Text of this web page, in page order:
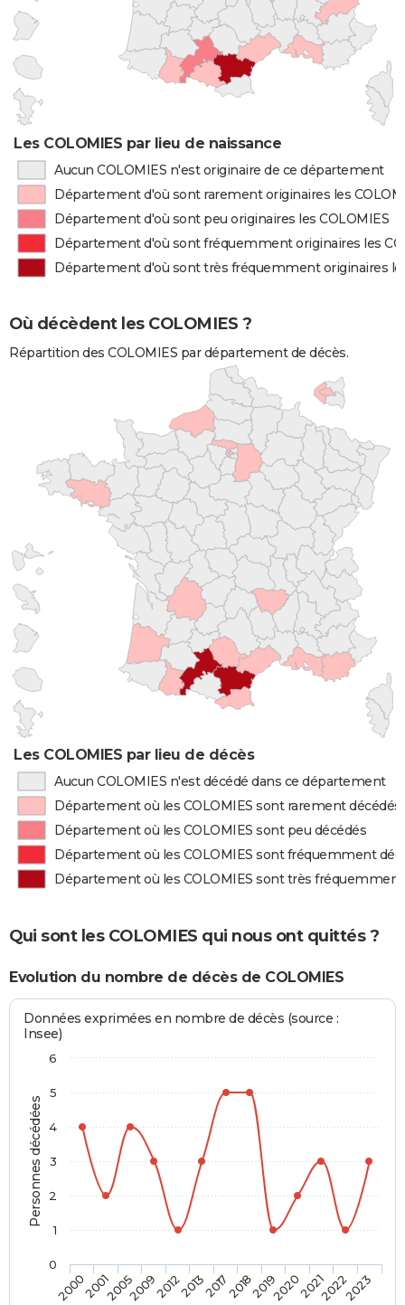
Les COLOMIES par lieu de naissance
Aucun COLOMIES n'est originaire de ce département
Département d'où sont rarement originaires les
Département d'où sont peu originaires les COLOMIES
Département d'où sont fréquemment originaires les
Département d'où sont très fréquemment originaires
Où décèdent les COLOMIES ?
Répartition des COLOMIES par département de décès.
Les COLOMIES par lieu de décès
Aucun COLOMIES n'est décédé dans ce département
Département où les COLOMIES sont rarement décédés
Département où les COLOMIES sont peu décédés
Département où les COLOMIES sont fréquemment
Département où les COLOMIES sont très
Qui sont les COLOMIES qui nous ont quittés ?
Evolution du nombre de décès de COLOMIES
Personnes décédées
Données exprimées en nombre de décès (source :
Insee)
2000200120052009201220132017201820192020202120222023
0
1
2
3
4
5
6